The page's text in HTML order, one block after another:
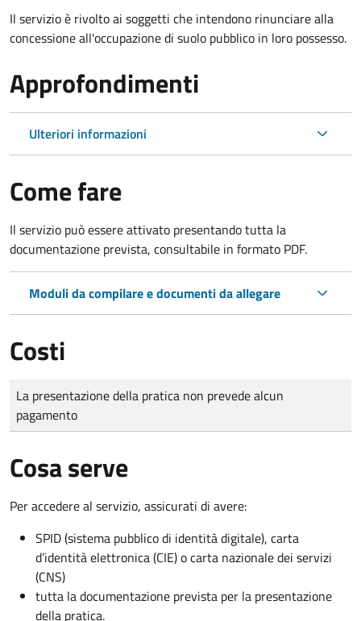
Il servizio è rivolto ai soggetti che intendono rinunciare alla
concessione all'occupazione di suolo pubblico in loro possesso.
Approfondimenti
Ulteriori informazioni
Come fare
Il servizio può essere attivato presentando tutta la
documentazione prevista, consultabile in formato PDF.
Moduli da compilare e documenti da allegare
Costi
Tipo di pagamento
Importo
La presentazione della pratica non prevede alcun
pagamento
Cosa serve
Per accedere al servizio, assicurati di avere:
SPID (sistema pubblico di identità digitale), carta
d’identità elettronica (CIE) o carta nazionale dei servizi
(CNS)
tutta la documentazione prevista per la presentazione
della pratica.